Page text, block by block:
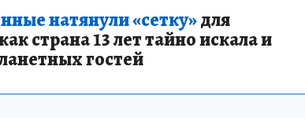
натянули «сетку»для
страна 13 лет тайно искала и
гостей